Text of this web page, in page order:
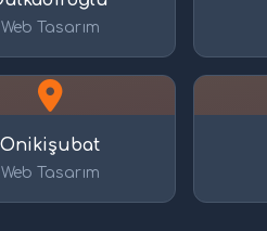
Web Tasarım
Onikişubat
Web Tasarım